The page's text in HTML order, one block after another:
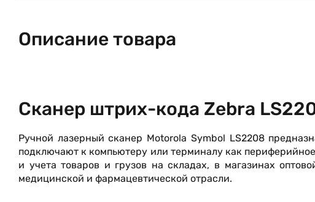
Описание товара
Сканер штрих-кода Zebra
Ручной лазерный сканер Motorola Symbol LS2208
подключают к компьютеру или терминалу как
и учета товаров и грузов на складах, в магазинах
медицинской и фармацевтической отрасли.